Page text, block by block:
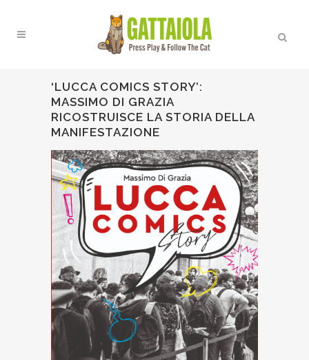
‘LUCCA COMICS STORY’:
MASSIMO DI GRAZIA
RICOSTRUISCE LA STORIA DELLA
MANIFESTAZIONE